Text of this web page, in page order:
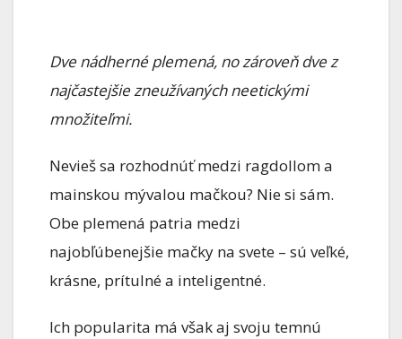
Dve nádherné plemená, no zároveň dve z
najčastejšie zneužívaných neetickými
množiteľmi.
Nevieš sa rozhodnúť medzi ragdollom a
mainskou mývalou mačkou? Nie si sám.
Obe plemená patria medzi
najobľúbenejšie mačky na svete – sú veľké,
krásne, prítulné a inteligentné.
Ich popularita má však aj svoju temnú